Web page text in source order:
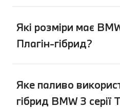
Які розміри має
Плагін-гібрид?
Яке паливо
гібрид BMW 3 серії